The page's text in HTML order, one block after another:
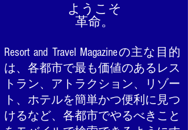
ようこそ
革命。
Resort and Travel Magazineの主な目的
は、各都市で最も価値のあるレス
トラン、アトラクション、リゾー
ト、ホテルを簡単かつ便利に見つ
けるなど、各都市でやるべきこと